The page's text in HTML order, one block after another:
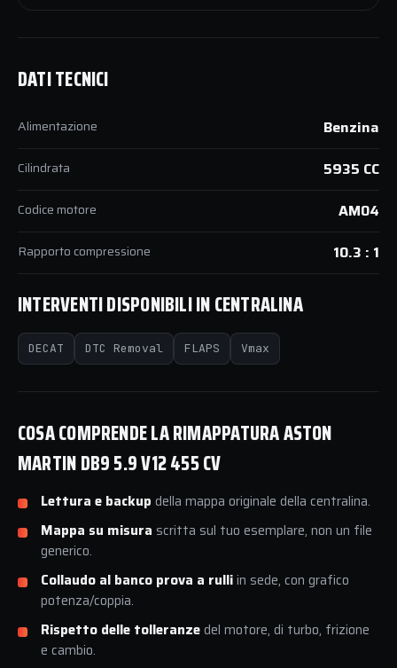
DATI TECNICI
Alimentazione Benzina
Cilindrata 5935 CC
Codice motore AM04
Rapporto compressione 10.3 : 1
INTERVENTI DISPONIBILI IN CENTRALINA
DECAT DTC Removal FLAPS Vmax
COSA COMPRENDE LA RIMAPPATURA ASTON
MARTIN DB9 5.9 V12 455 CV
Lettura e backup della mappa originale della centralina.
Mappa su misura scritta sul tuo esemplare, non un file
generico.
Collaudo al banco prova a rulliin sede, con grafico
potenza/coppia.
Rispetto delle tolleranzedel motore, di turbo, frizione
e cambio.